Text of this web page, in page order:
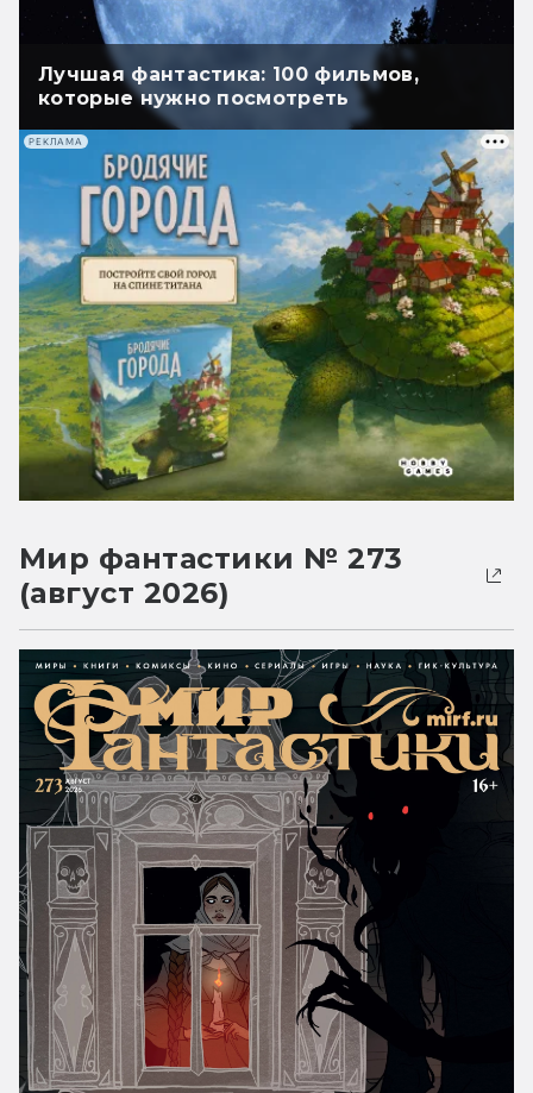
Лучшая фантастика: 100 фильмов,
которые нужно посмотреть
РЕКЛАМА
Мир фантастики № 273
(август 2026)